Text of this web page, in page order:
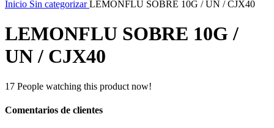
Inicio Sin categorizarLEMONFLU SOBRE 10G / UN / CJX40
LEMONFLU SOBRE 10G /
UN / CJX40
17 People watching this product now!
Comentarios de clientes